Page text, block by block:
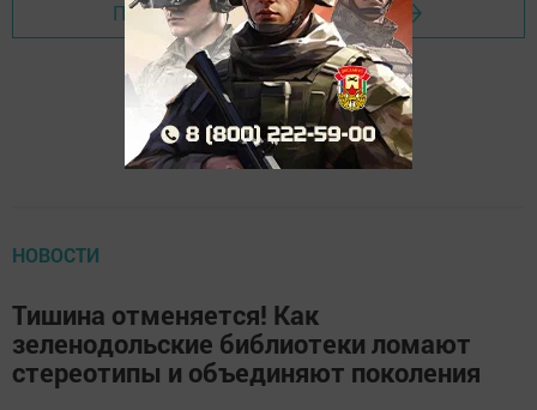
Перейти на страницу новости
НОВОСТИ
Тишина отменяется! Как
зеленодольские библиотеки ломают
стереотипы и объединяют поколения